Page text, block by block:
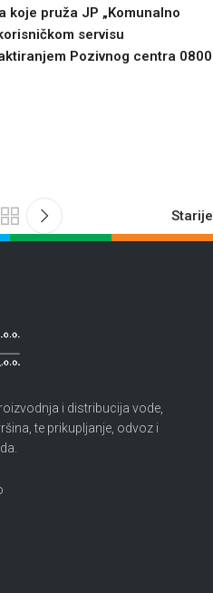
koje pruža JP „Komunalno
servisu
Pozivnog centra 0800
Starije
i distribucija vode,
te prikupljanje, odvoz i